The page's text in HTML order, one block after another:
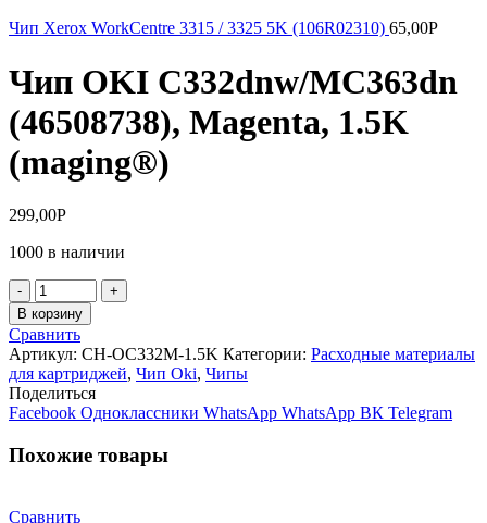
Чип Xerox WorkCentre 3315 / 3325 5K (106R02310) 65,00Р
Чип OKI C332dnw/MC363dn
(46508738), Magenta, 1.5K
(maging®)
299,00Р
1000 в наличии
Количество
товара
Чип
OKI
C332dnw/MC363dn
(46508738),
Magenta,
1.5K
В корзину
Сравнить
Артикул: CH-OC332M-1.5K Категории: Расходные материалы
для картриджей, Чип Oki, Чипы
Поделиться
Facebook Одноклассники WhatsApp WhatsApp ВК Telegram
Похожие товары
Сравнить